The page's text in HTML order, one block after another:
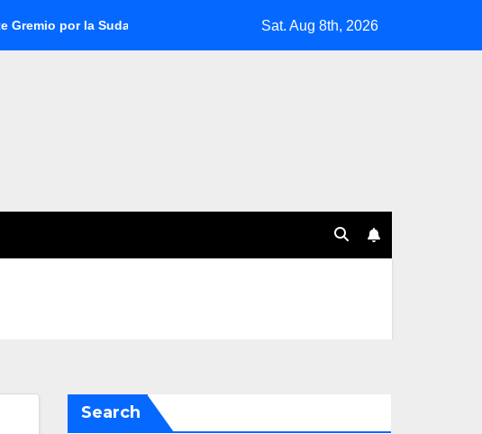
la Sudamericana 2025 Fabián Bustos, al borde de la salida en
Sat. Aug 8th, 2026
Search